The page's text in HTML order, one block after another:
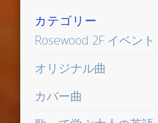
カテゴリー
Rosewood 2F イベント
オリジナル曲
カバー曲